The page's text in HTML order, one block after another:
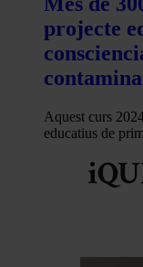
projecte
Aquest curs
educatius de